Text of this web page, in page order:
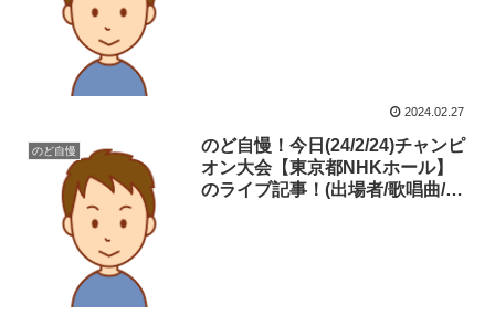
2024.02.27
のど自慢
のど自慢！今日(24/2/24)チャンピ
オン大会【東京都NHKホール】
のライブ記事！(出場者/歌唱曲/グ